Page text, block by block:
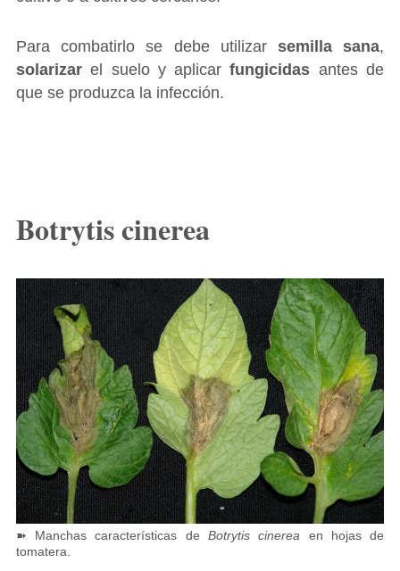
Para combatirlo se debe utilizar semilla sana,
solarizarel suelo y aplicarfungicidas antes de
que se produzca la infección.
Botrytis cinerea
➽ Manchas características de Botrytis cinerea en hojas de
tomatera.